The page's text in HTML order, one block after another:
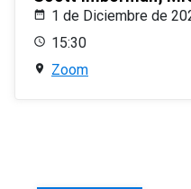
1 de Diciembre de
15:30
Zoom